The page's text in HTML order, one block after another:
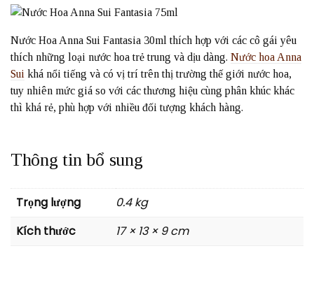
Nước Hoa Anna Sui Fantasia 30ml thích hợp với các cô gái yêu
thích những loại nước hoa trẻ trung và dịu dàng. Nước hoa Anna
Sui khá nổi tiếng và có vị trí trên thị trường thế giới nước hoa,
tuy nhiên mức giá so với các thương hiệu cùng phân khúc khác
thì khá rẻ, phù hợp với nhiều đối tượng khách hàng.
Thông tin bổ sung
Trọng lượng
0.4 kg
Kích thước
17 × 13 × 9 cm